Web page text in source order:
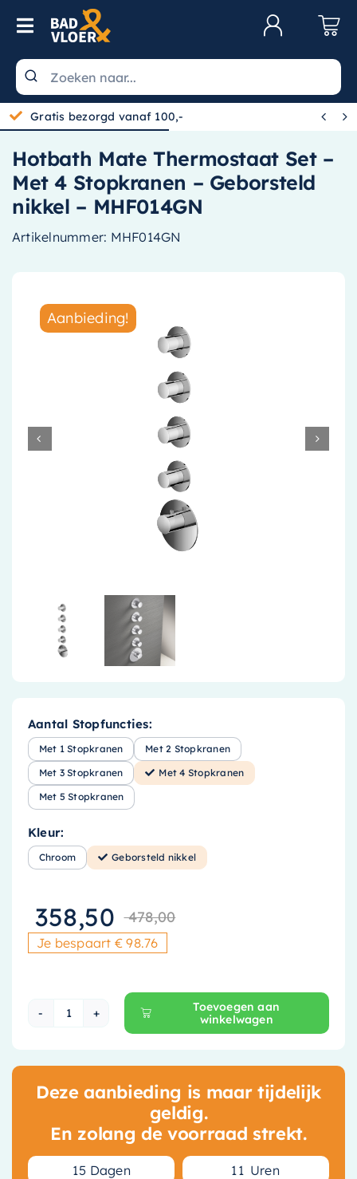
Skip to content
Toggle Navigation
Wastafels
Toiletten
Spiegels
Kranen
Douche
Radiatoren
Installatiemateriaal
Klimaatbeheersing
Gratis bezorgd vanaf 100,-  
Hotbath Mate Thermostaat Set –
Met 4 Stopkranen – Geborsteld
nikkel – MHF014GN
Artikelnummer: MHF014GN
Aanbieding!
Aantal Stopfuncties:
Met 1 Stopkranen Met 2 Stopkranen
Met 3 Stopkranen Met 4 Stopkranen
Met 5 Stopkranen
Kleur:
Chroom Geborsteld nikkel
478,00
358,50 Huidige prijs
Je bespaart € 98.76
Hotbath Mate Thermostaat Set - Met 4
Toevoegen aan
winkelwagen
Deze aanbieding is maar tijdelijk
geldig.
En zolang de voorraad strekt.
15 Dagen 1 1 Uren